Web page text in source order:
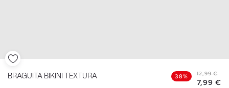
BRAGUITA BIKINI TEXTURA 38% 12,99 €
7,99 €